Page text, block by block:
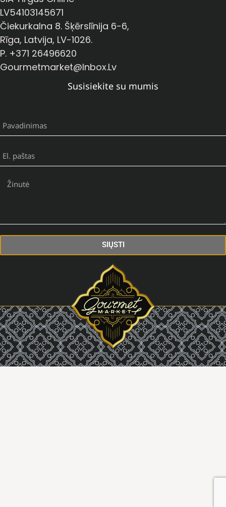
LV54103145671
Čiekurkalna 8. Šķērslīnija 6-6,
Rīga, Latvija, LV-1026.
P. +371 26496620
Gourmetmarket@inbox.lv
Susisiekite su mumis
SIŲSTI